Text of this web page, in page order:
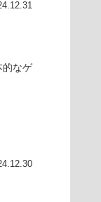
的なゲ